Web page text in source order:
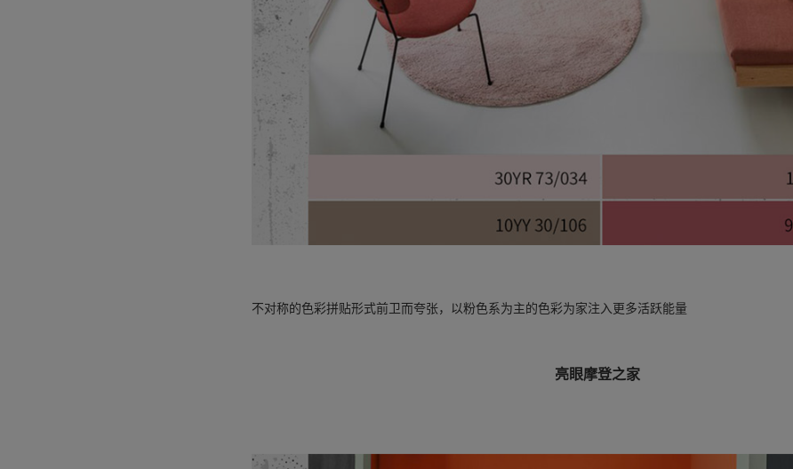
不对称的色彩拼贴形式前卫而夸张，以粉色系为主的色彩为家注入更多活跃能量
亮眼摩登之家